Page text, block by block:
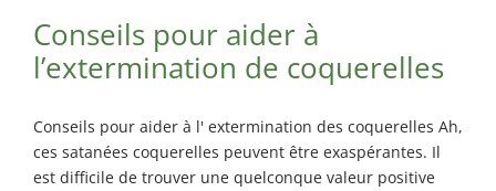
Conseils pour aider à
l’extermination de coquerelles
Conseils pour aider à l' extermination des coquerelles Ah,
ces satanées coquerelles peuvent être exaspérantes. Il
est difficile de trouver une quelconque valeur positive